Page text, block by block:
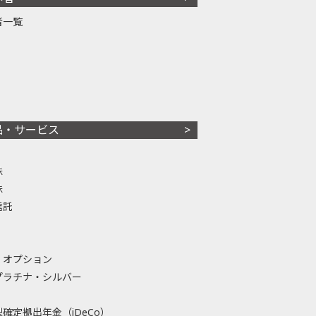
一覧
・サービス
託
プション
ラチナ・シルバー
定拠出年金（iDeCo）